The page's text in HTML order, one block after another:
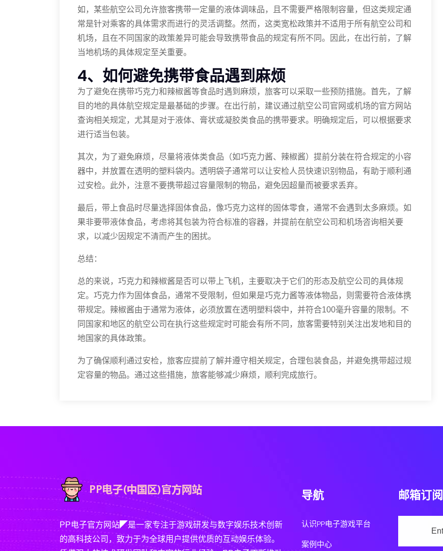
如，某些航空公司允许旅客携带一定量的液体调味品，且不需要严格限制容量，但这类规定通
常是针对乘客的具体需求而进行的灵活调整。然而，这类宽松政策并不适用于所有航空公司和
机场，且在不同国家的政策差异可能会导致携带食品的规定有所不同。因此，在出行前，了解
当地机场的具体规定至关重要。
4、如何避免携带食品遇到麻烦
为了避免在携带巧克力和辣椒酱等食品时遇到麻烦，旅客可以采取一些预防措施。首先，了解
目的地的具体航空规定是最基础的步骤。在出行前，建议通过航空公司官网或机场的官方网站
查询相关规定，尤其是对于液体、膏状或凝胶类食品的携带要求。明确规定后，可以根据要求
进行适当包装。
其次，为了避免麻烦，尽量将液体类食品（如巧克力酱、辣椒酱）提前分装在符合规定的小容
器中，并放置在透明的塑料袋内。透明袋子通常可以让安检人员快速识别物品，有助于顺利通
过安检。此外，注意不要携带超过容量限制的物品，避免因超量而被要求丢弃。
最后，带上食品时尽量选择固体食品，像巧克力这样的固体零食，通常不会遇到太多麻烦。如
果非要带液体食品，考虑将其包装为符合标准的容器，并提前在航空公司和机场咨询相关要
求，以减少因规定不清而产生的困扰。
总结：
总的来说，巧克力和辣椒酱是否可以带上飞机，主要取决于它们的形态及航空公司的具体规
定。巧克力作为固体食品，通常不受限制，但如果是巧克力酱等液体物品，则需要符合液体携
带规定。辣椒酱由于通常为液体，必须放置在透明塑料袋中，并符合100毫升容量的限制。不
同国家和地区的航空公司在执行这些规定时可能会有所不同，旅客需要特别关注出发地和目的
地国家的具体政策。
为了确保顺利通过安检，旅客应提前了解并遵守相关规定，合理包装食品，并避免携带超过规
定容量的物品。通过这些措施，旅客能够减少麻烦，顺利完成旅行。
PP电子官方网站◤是一家专注于游戏研发与数字娱乐技术创新
的高科技公司，致力于为全球用户提供优质的互动娱乐体验。
导航
认识PP电子游戏平台
案例中心
邮箱订阅